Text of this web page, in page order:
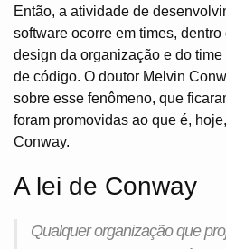
Então, a atividade de
software ocorre em times,
design da organização e do
de código. O doutor Melvin
sobre esse fenômeno, que
foram promovidas ao que é,
Conway.
A lei de Conway
Qualquer organização que